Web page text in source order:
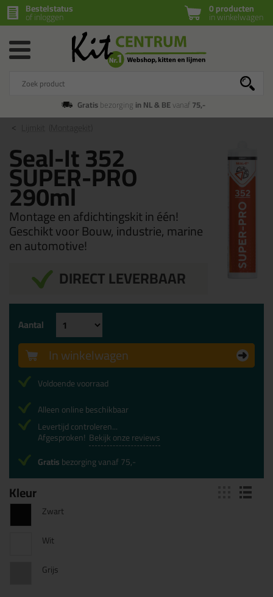
0 producten
in winkelwagen
Bestelstatus
of inloggen
Gratisbezorging in NL & BEvanaf75,-
Seal-It 352
SUPER-PRO
290ml
Montage en afdichtingskit in één!
Geschikt voor Bouw, industrie, marine
en automotive!
DIRECT LEVERBAAR
Kleur
Zwart
Wit
Grijs
Aantal
In winkelwagen
Voldoende voorraad
Alleen online beschikbaar
Levertijd controleren...
Afgesproken! Bekijk onze reviews
Gratisbezorging vanaf 75,-